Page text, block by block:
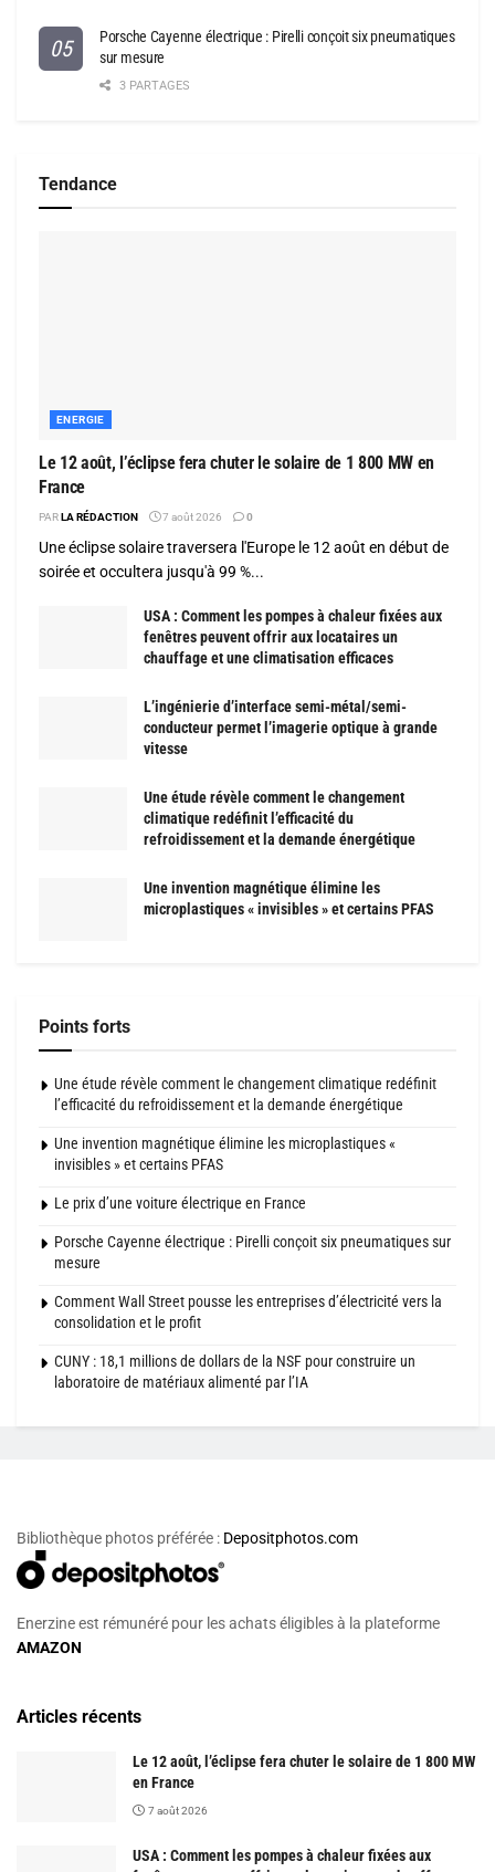
Porsche Cayenne électrique : Pirelli conçoit six pneumatiques
sur mesure
3 PARTAGES
Tendance
ENERGIE
Le 12 août, l’éclipse fera chuter le solaire de 1 800 MW en
France
PARLA RÉDACTION 7 août 2026 0
Une éclipse solaire traversera l'Europe le 12 août en début de
soirée et occultera jusqu'à 99 %...
USA : Comment les pompes à chaleur fixées aux
fenêtres peuvent offrir aux locataires un
chauffage et une climatisation efficaces
L’ingénierie d’interface semi-métal/semi-
conducteur permet l’imagerie optique à grande
vitesse
Une étude révèle comment le changement
climatique redéfinit l’efficacité du
refroidissement et la demande énergétique
Une invention magnétique élimine les
microplastiques « invisibles » et certains PFAS
Points forts
Une étude révèle comment le changement climatique redéfinit
l’efficacité du refroidissement et la demande énergétique
Une invention magnétique élimine les microplastiques «
invisibles » et certains PFAS
Le prix d’une voiture électrique en France
Porsche Cayenne électrique : Pirelli conçoit six pneumatiques sur
mesure
Comment Wall Street pousse les entreprises d’électricité vers la
consolidation et le profit
CUNY : 18,1 millions de dollars de la NSF pour construire un
laboratoire de matériaux alimenté par l’IA
Bibliothèque photos préférée : Depositphotos.com
Enerzine est rémunéré pour les achats éligibles à la plateforme
AMAZON
Articles récents
Le 12 août, l’éclipse fera chuter le solaire de 1 800 MW
en France
7 août 2026
USA : Comment les pompes à chaleur fixées aux